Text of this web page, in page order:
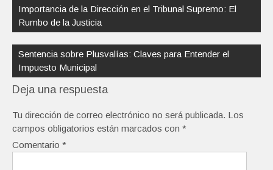
de
entradas
Importancia de la Dirección en el Tribunal Supremo: El
Rumbo de la Justicia
Sentencia sobre Plusvalías: Claves para Entender el
Impuesto Municipal
Deja una respuesta
Tu dirección de correo electrónico no será publicada. Los
campos obligatorios están marcados con *
Comentario *